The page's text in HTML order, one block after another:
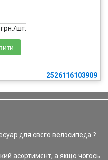
грн./шт.
2526116103909
для свого велосипеда ?
асортимент, а якщо чогось